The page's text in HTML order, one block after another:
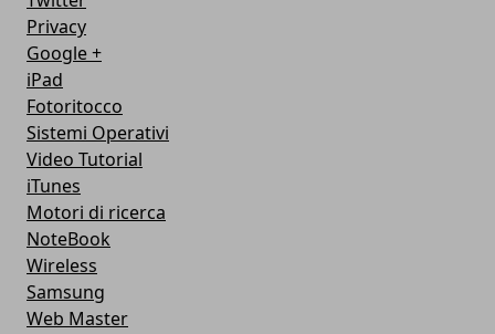
Privacy
Google +
iPad
Fotoritocco
Sistemi Operativi
Video Tutorial
iTunes
Motori di ricerca
NoteBook
Wireless
Samsung
Web Master